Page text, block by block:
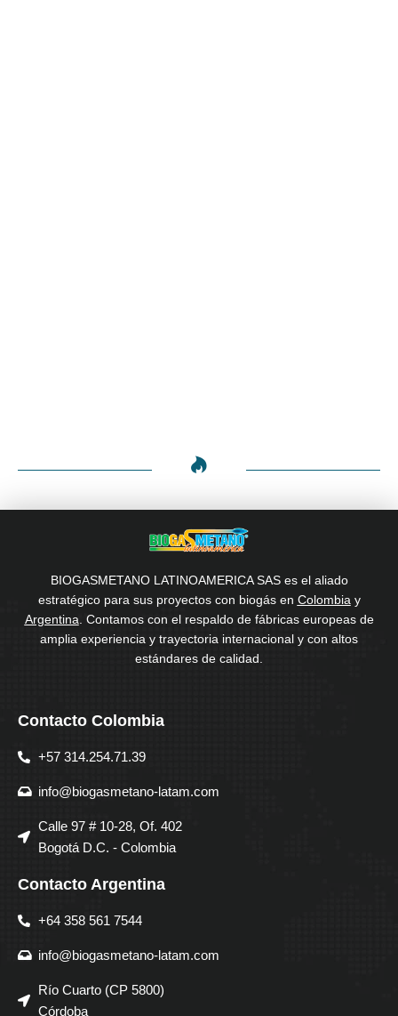
BIOGASMETANO LATINOAMERICA SAS es el aliado
estratégico para sus proyectos con biogás en Colombia y
Argentina . Contamos con el respaldo de fábricas europeas de
amplia experiencia y trayectoria internacional y con altos
estándares de calidad.
Contacto Colombia
+57 314.254.71.39
info@biogasmetano-latam.com
Calle 97 # 10-28, Of. 402
Bogotá D.C. - Colombia
Contacto Argentina
+64 358 561 7544
info@biogasmetano-latam.com
Río Cuarto (CP 5800)
Córdoba